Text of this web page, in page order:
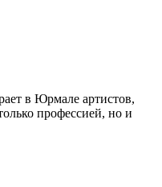
в Юрмале артистов,
профессией, но и